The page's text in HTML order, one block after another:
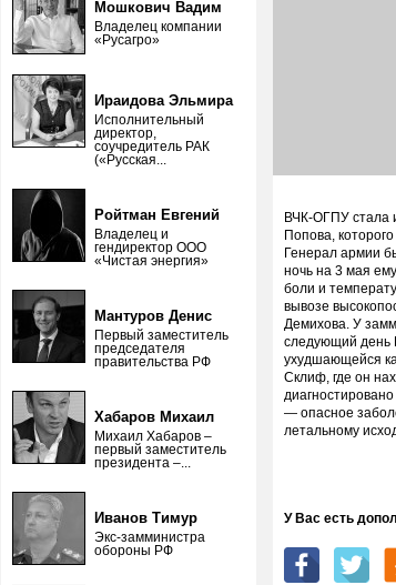
Мошкович Вадим
Владелец компании
«Русагро»
Ираидова Эльмира
Исполнительный
директор,
соучредитель РАК
(«Русская...
Ройтман Евгений
Владелец и
гендиректор ООО
«Чистая энергия»
Мантуров Денис
Первый заместитель
председателя
правительства РФ
Хабаров Михаил
Михаил Хабаров –
первый заместитель
президента –...
Иванов Тимур
Экс-замминистра
обороны РФ
ВЧК-ОГПУ стала
Попова,
Генерал армии
ночь на 3 мая
боли и
вывозе
Демихова. У
следующий день
ухудшающейся
Склиф, где он
— опасное
летальному
У Вас есть